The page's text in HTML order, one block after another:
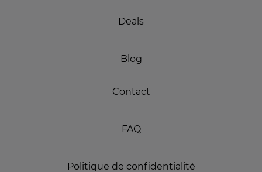
Deals
Blog
Contact
FAQ
Politique de confidentialité